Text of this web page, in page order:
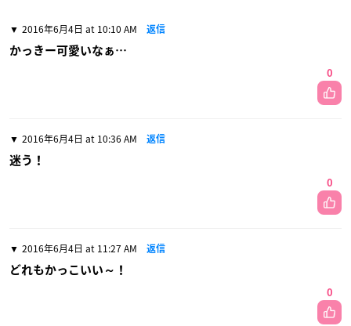
2016年6月4日 at 10:10 AM 返信
かっきー可愛いなぁ…
0
2016年6月4日 at 10:36 AM 返信
迷う！
0
2016年6月4日 at 11:27 AM 返信
どれもかっこいい～！
0